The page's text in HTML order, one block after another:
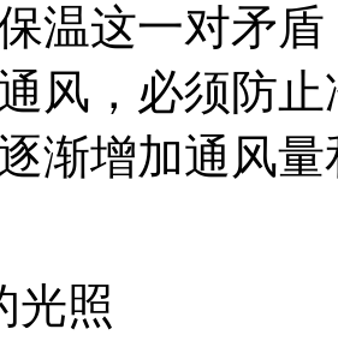
温这一对矛
风，必须防
渐增加通风
光照